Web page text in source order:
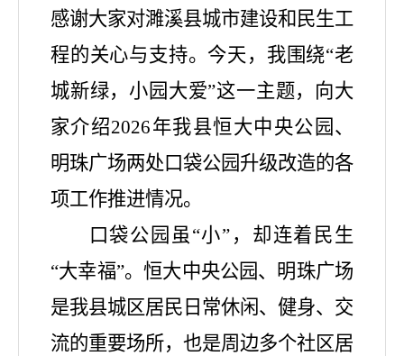
感谢大家对濉溪县城市建设和民生工
程的关心与支持。今天，我围绕“老
城新绿，小园大爱”这一主题，向大
家介绍2026年我县恒大中央公园、
明珠广场两处口袋公园升级改造的各
项工作推进情况。
口袋公园虽 “小”，却连着民生
“大幸福”。恒大中央公园、明珠广场
是我县城区居民日常休闲、健身、交
流的重要场所，也是周边多个社区居